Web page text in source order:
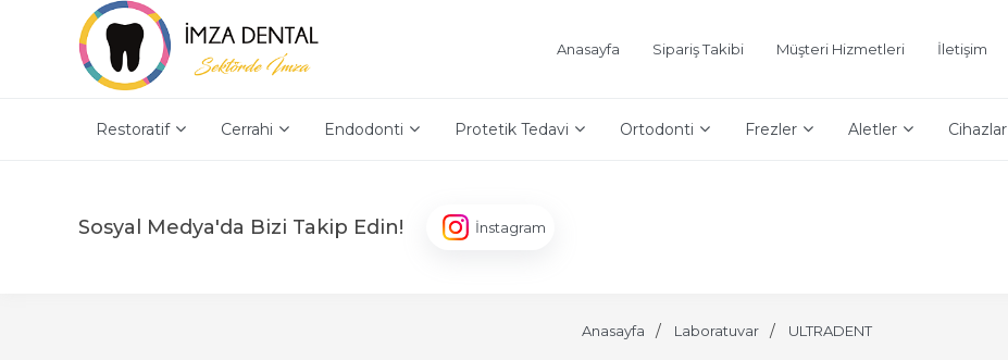
Anasayfa Sipariş Takibi Müşteri Hizmetleri İletişim
Restoratif Cerrahi Endodonti Protetik Tedavi Ortodonti Frezler Aletler Cihazlar
Sosyal Medya'da Bizi Takip Edin! İnstagram
Anasayfa Laboratuvar ULTRADENT